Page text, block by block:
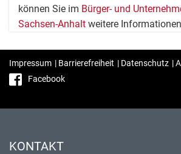
können Sie im Bürger- und
Sachsen-Anhalt weitere
Impressum | Barrierefreiheit | Datenschutz |
Facebook
KONTAKT